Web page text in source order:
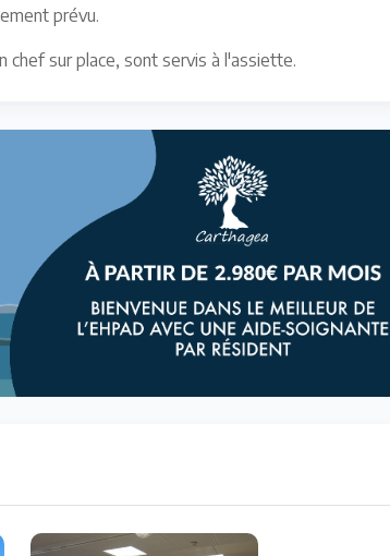
prévu.
chef sur place, sont servis à l'assiette.